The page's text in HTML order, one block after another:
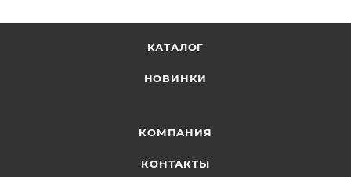
КАТАЛОГ
НОВИНКИ
КОМПАНИЯ
КОНТАКТЫ